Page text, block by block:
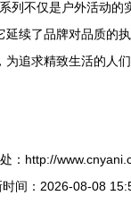
列不仅是户外活动的
延续了品牌对品质的
为追求精致生活的人
：http://
时间：2026-08-08